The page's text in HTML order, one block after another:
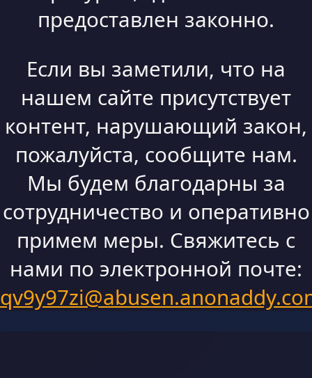
предоставлен законно.
Если вы заметили, что на
нашем сайте присутствует
контент, нарушающий закон,
пожалуйста, сообщите нам.
Мы будем благодарны за
сотрудничество и оперативно
примем меры. Свяжитесь с
нами по электронной почте: